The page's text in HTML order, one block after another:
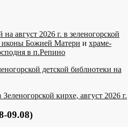
август 2026 г. в зеленогорской
иконы Божией Матери и храме-
в п.Репино
детской библиотеки на
кирхе, август 2026 г.
09.08)